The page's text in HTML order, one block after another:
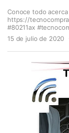
Conoce todo
https://
#80211ax
15 de julio de 2020